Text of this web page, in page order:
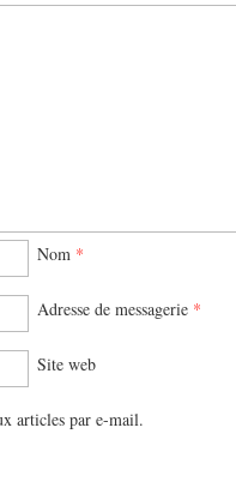
Nom *
Adresse de messagerie *
Site web
articles par e-mail.